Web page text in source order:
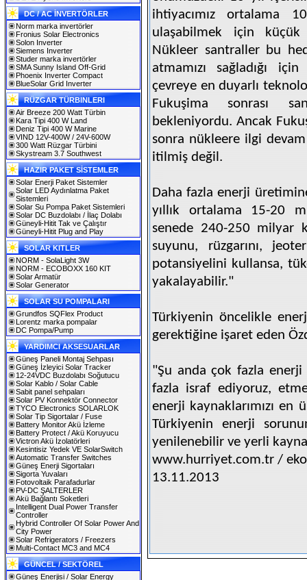
DC / AC İNVERTÖRLER
Norm marka invertörler
Fronius Solar Electronics
Solon Inverter
Siemens Inverter
Studer marka invertörler
SMA Sunny Island Off-Grid
Phoenix Inverter Compact
BlueSolar Grid Inverter
RÜZGAR TÜRBINLERI
Air Breeze 200 Watt Türbin
Kara Tipi 400 W Land
Deniz Tipi 400 W Marine
VIND 12V-400W / 24V-600W
300 Watt Rüzgar Türbini
Skystream 3.7 Southwest
HAZIR PAKET SİSTEMLER
Solar Enerji Paket Sistemler
Solar LED Aydınlatma Paket
Sistemleri
Solar Su Pompa Paket Sistemleri
Solar DC Buzdolabı / İlaç Dolabı
Güneyli-Hitit Tak ve Çalıştır
Güneyli-Hitit Plug and Play
SOLAR KITLER
NORM - SolaLight 3W
NORM - ECOBOXX 160 KIT
Solar Armatür
Solar Generator
SOLAR SU POMPALARI
Grundfos SQFlex Product
Lorentz marka pompalar
DC Pompa/Pump
YARDIMCI AKSESUARLAR
Güneş Paneli Montaj Sehpası
Güneş İzleyici Solar Tracker
12-24VDC Buzdolabı Soğutucu
Solar Kablo / Solar Cable
Sabit panel sehpaları
Solar PV Konnektör Connector
TYCO Electronics SOLARLOK
Solar Tip Sigortalar / Fuse
Battery Monitor Akü İzleme
Battery Protect / Akü Koruyucu
Victron Akü İzolatörleri
Kesintisiz Yedek VE SolarSwitch
Automatic Transfer Switches
Güneş Enerji Sigortaları
Sigorta Yuvaları
Fotovoltaik Parafadurlar
PV-DC ŞALTERLER
Akü Bağlantı Soketleri
Intelligent Dual Power Transfer
Controller
Hybrid Controller Of Solar Power And
City Power
Solar Refrigerators / Freezers
Multi-Contact MC3 and MC4
GÜNCEL / SEKTÖREL
Güneş Enerjisi / Solar Energy
ihtiyacımız ortalama
ulaşabilmek için küçük
Nükleer santraller bu
atmamızı sağladığı
çevreye en duyarlı
Fukuşima sonrası
bekleniyordu. Ancak
sonra nükleere ilgi
itilmiş değil.
Daha fazla enerji
yıllık ortalama 15-20
senede 240-250 milyar
suyunu, rüzgarını,
potansiyelini kullansa,
yakalayabilir."
Türkiyenin öncelikle
gerektiğine işaret eden
"Şu anda çok fazla
fazla israf ediyoruz,
enerji kaynaklarımızı en
Türkiyenin enerji
yenilenebilir ve yerli
www.hurriyet.com.tr /
13.11.2013